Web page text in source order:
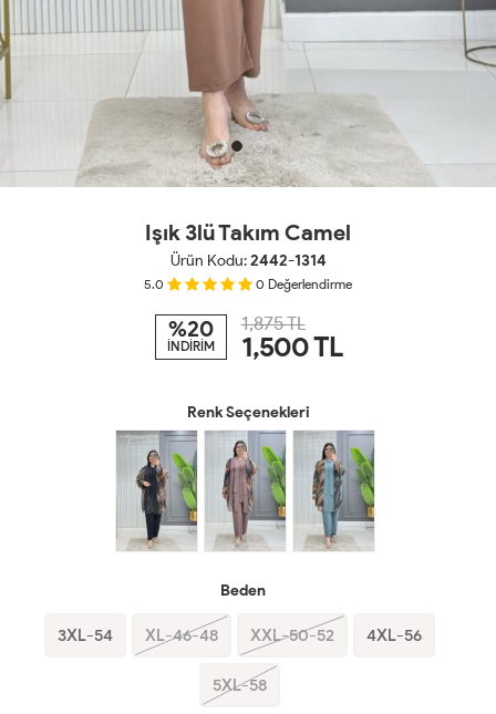
Işık 3lü Takım Camel
Ürün Kodu:2442-1314
5.0 0 Değerlendirme
%20
İNDİRİM
1,875 TL
1,500TL
Renk Seçenekleri
Beden
3XL-54 XL-46-48 XXL-50-52 4XL-56
5XL-58